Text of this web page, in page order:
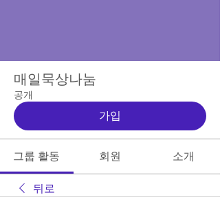
매일묵상나눔
공개
가입
그룹 활동 회원 소개
뒤로